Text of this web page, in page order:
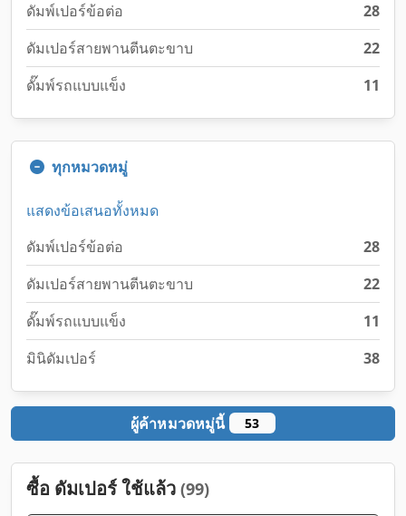
ดัมพ์เปอร์ข้อต่อ
28
ดัมเปอร์สายพานตีนตะขาบ
22
ดั๊มพ์รถแบบแข็ง
11
ทุกหมวดหมู่
แสดงข้อเสนอทั้งหมด
ดัมพ์เปอร์ข้อต่อ
28
ดัมเปอร์สายพานตีนตะขาบ
22
ดั๊มพ์รถแบบแข็ง
11
มินิดัมเปอร์
38
ผู้ค้าหมวดหมู่นี้ 53
ซื้อ ดัมเปอร์ ใช้แล้ว (99)